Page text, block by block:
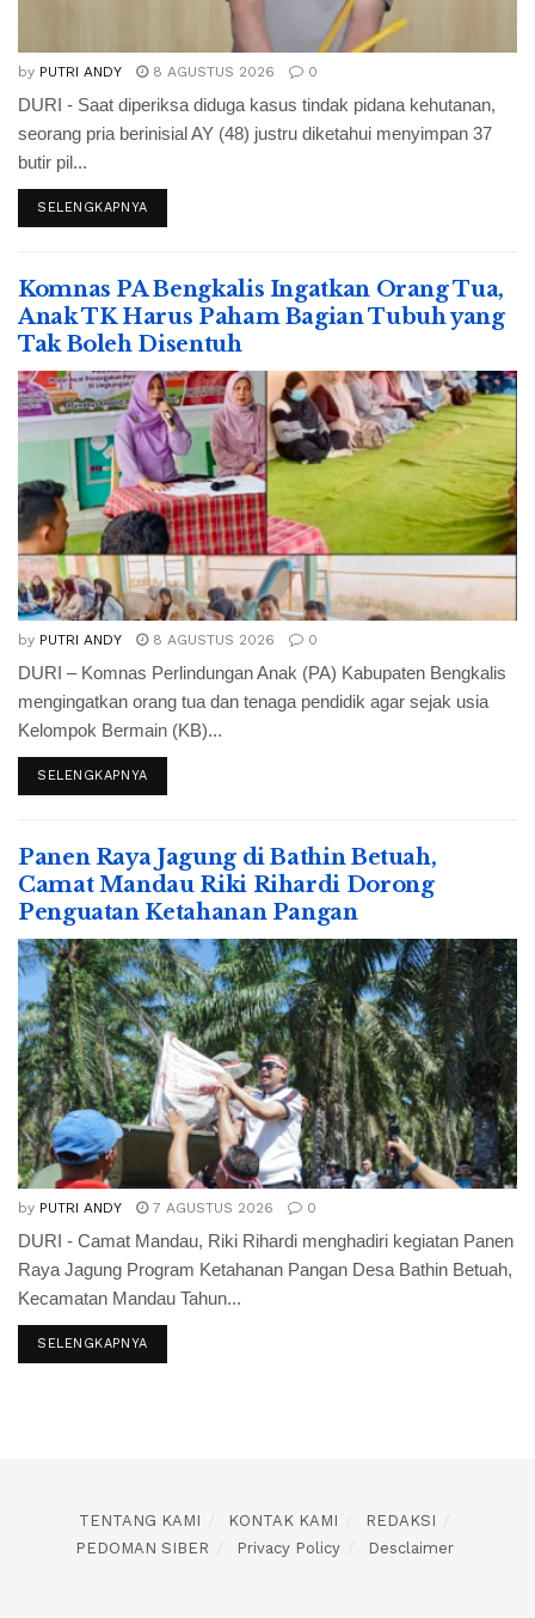
by PUTRI ANDY 8 AGUSTUS 2026 0
DURI - Saat diperiksa diduga kasus tindak pidana kehutanan,
seorang pria berinisial AY (48) justru diketahui menyimpan 37
butir pil...
SELENGKAPNYA
Komnas PA Bengkalis Ingatkan Orang Tua,
Anak TK Harus Paham Bagian Tubuh yang
Tak Boleh Disentuh
by PUTRI ANDY 8 AGUSTUS 2026 0
DURI – Komnas Perlindungan Anak (PA) Kabupaten Bengkalis
mengingatkan orang tua dan tenaga pendidik agar sejak usia
Kelompok Bermain (KB)...
SELENGKAPNYA
Panen Raya Jagung di Bathin Betuah,
Camat Mandau Riki Rihardi Dorong
Penguatan Ketahanan Pangan
by PUTRI ANDY 7 AGUSTUS 2026 0
DURI - Camat Mandau, Riki Rihardi menghadiri kegiatan Panen
Raya Jagung Program Ketahanan Pangan Desa Bathin Betuah,
Kecamatan Mandau Tahun...
SELENGKAPNYA
TENTANG KAMI KONTAK KAMI
REDAKSI
PEDOMAN SIBER
Privacy Policy Desclaimer